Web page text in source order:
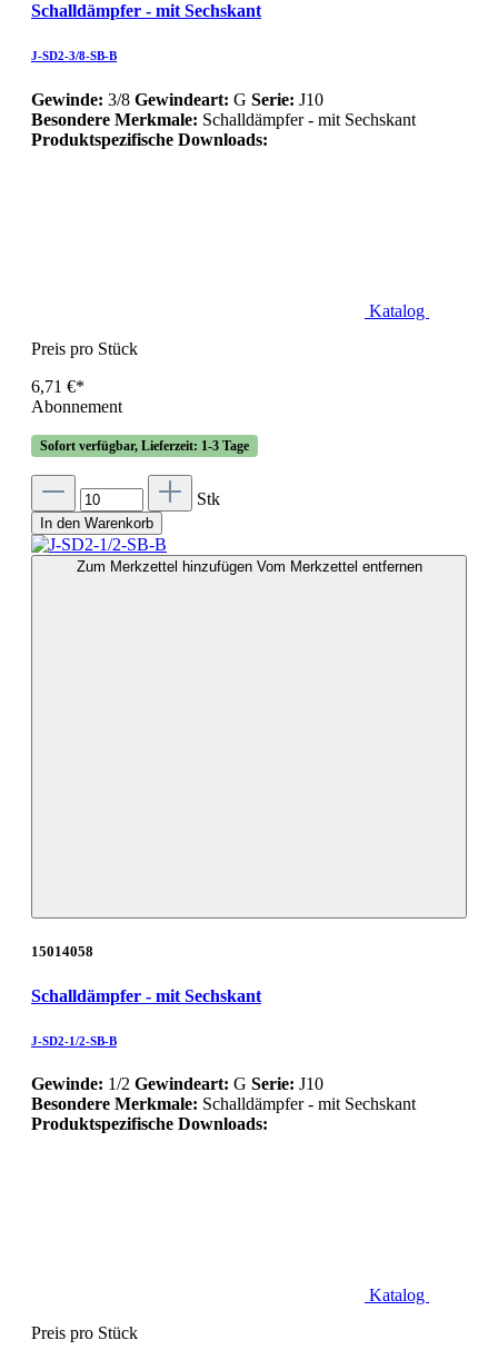
Schalldämpfer - mit Sechskant
J-SD2-3/8-SB-B
Gewinde: 3/8 Gewindeart: G Serie: J10
Besondere Merkmale: Schalldämpfer - mit Sechskant
Produktspezifische Downloads:
Katalog
Preis pro Stück
6,71 €*
Abonnement
Sofort verfügbar, Lieferzeit: 1-3 Tage
Stk
In den Warenkorb
Zum Merkzettel hinzufügen Vom Merkzettel entfernen
15014058
Schalldämpfer - mit Sechskant
J-SD2-1/2-SB-B
Gewinde: 1/2 Gewindeart: G Serie: J10
Besondere Merkmale: Schalldämpfer - mit Sechskant
Produktspezifische Downloads:
Katalog
Preis pro Stück